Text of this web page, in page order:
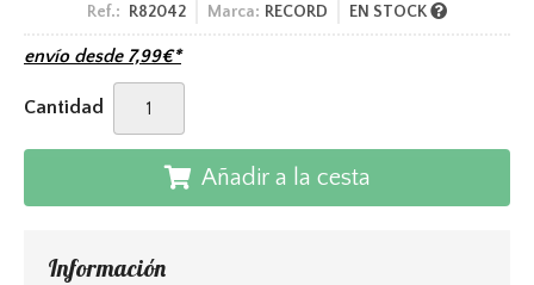
Ref.: R82042 Marca: RECORD EN STOCK
envío desde 7,99€*
Cantidad
Añadir a la cesta
Información